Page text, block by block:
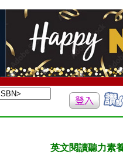
英文閱讀聽力素